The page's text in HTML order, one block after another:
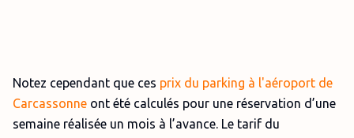
Notez cependant que ces prix du parking à l'aéroport de
Carcassonne ont été calculés pour une réservation d’une
semaine réalisée un mois à l’avance. Le tarif du